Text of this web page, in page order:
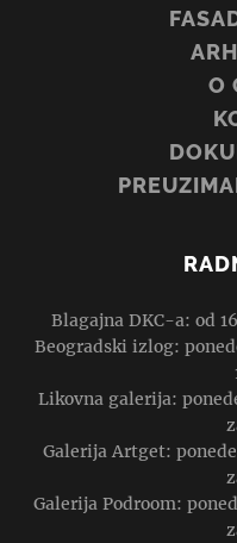
O
Blagajna DKC-a: od
Beogradski izlog:
Likovna galerija:
Galerija Artget:
Galerija Podroom: